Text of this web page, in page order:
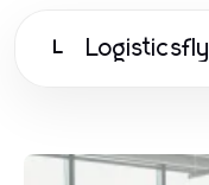
L Logisticsfly